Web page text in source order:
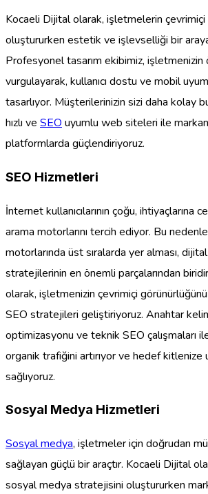
Kocaeli Dijital olarak, işletmelerin
oluştururken estetik ve işlevselliği bir
Profesyonel tasarım ekibimiz, işletmenizin
vurgulayarak, kullanıcı dostu ve mobil
tasarlıyor. Müşterilerinizin sizi daha kolay
hızlı ve SEO uyumlu web siteleri ile
platformlarda güçlendiriyoruz.
SEO Hizmetleri
İnternet kullanıcılarının çoğu, ihtiyaçlarına
arama motorlarını tercih ediyor. Bu
motorlarında üst sıralarda yer alması,
stratejilerinin en önemli parçalarından
olarak, işletmenizin çevrimiçi
SEO stratejileri geliştiriyoruz. Anahtar
optimizasyonu ve teknik SEO çalışmaları
organik trafiğini artırıyor ve hedef kitlenize
sağlıyoruz.
Sosyal Medya Hizmetleri
Sosyal medya, işletmeler için doğrudan
sağlayan güçlü bir araçtır. Kocaeli Dijital
sosyal medya stratejisini oluştururken